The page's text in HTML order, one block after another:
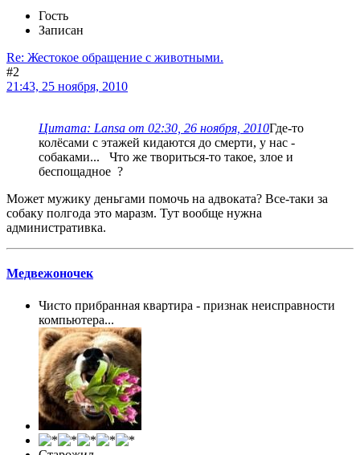
Гость
Записан
Re: Жестокое обращение с животными.
#2
21:43, 25 ноября, 2010
Цитата: Lansa от 02:30, 26 ноября, 2010Где-то
колёсами с этажей кидаются до смерти, у нас -
собаками... Что же твориться-то такое, злое и
беспощадное ?
Может мужику деньгами помочь на адвоката? Все-таки за
собаку полгода это маразм. Тут вообще нужна
административка.
Медвежоночек
Чисто прибранная квартира - признак неисправности
компьютера...